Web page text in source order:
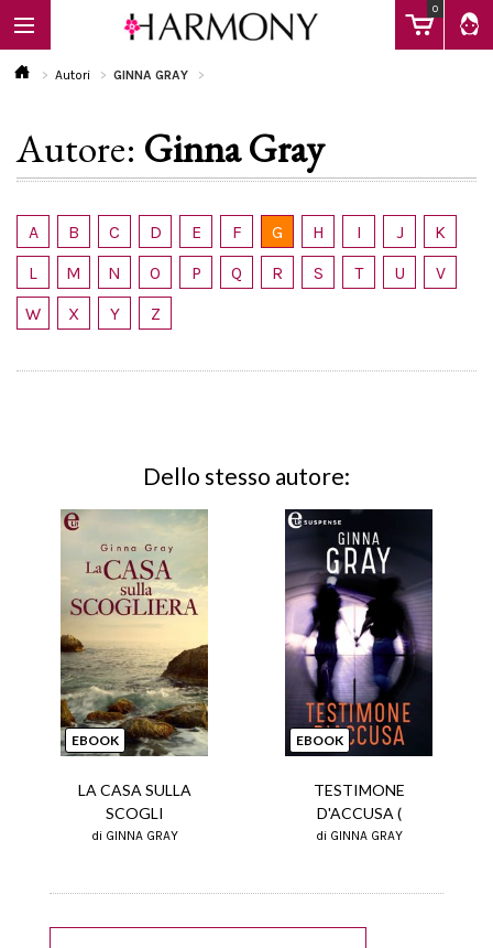
0
EBOOK
LIBRI
Calendario
Autori GINNA GRAY
Autore: Ginna Gray
A B C D E F G H I J
K
L
M N O P Q R S T U
V
W
X Y Z
Dello stesso autore:
EBOOK
LA CASA SULLA
SCOGLI
di GINNA GRAY
EBOOK
TESTIMONE
D'ACCUSA (
di GINNA GRAY